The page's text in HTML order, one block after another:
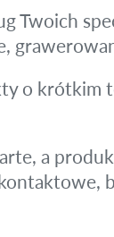
Twoich
o krótkim
a